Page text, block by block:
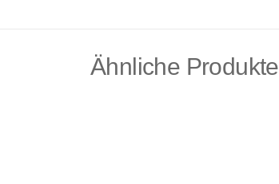
Ähnliche Produkte